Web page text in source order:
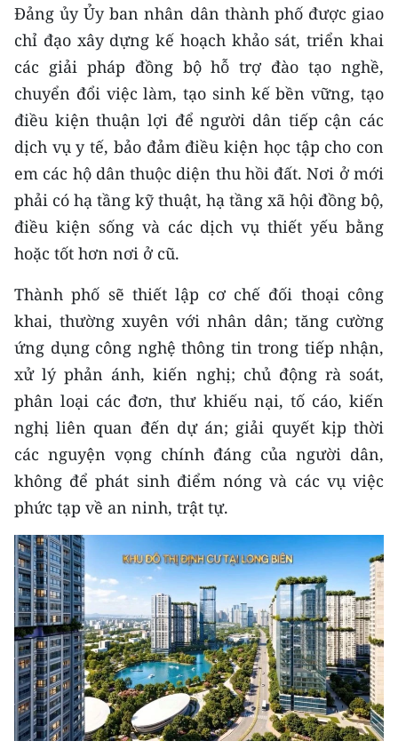
Đảng ủy Ủy ban nhân dân thành phố được giao
chỉ đạo xây dựng kế hoạch khảo sát, triển khai
các giải pháp đồng bộ hỗ trợ đào tạo nghề,
chuyển đổi việc làm, tạo sinh kế bền vững, tạo
điều kiện thuận lợi để người dân tiếp cận các
dịch vụ y tế, bảo đảm điều kiện học tập cho con
em các hộ dân thuộc diện thu hồi đất. Nơi ở mới
phải có hạ tầng kỹ thuật, hạ tầng xã hội đồng bộ,
điều kiện sống và các dịch vụ thiết yếu bằng
hoặc tốt hơn nơi ở cũ.
Thành phố sẽ thiết lập cơ chế đối thoại công
khai, thường xuyên với nhân dân; tăng cường
ứng dụng công nghệ thông tin trong tiếp nhận,
xử lý phản ánh, kiến nghị; chủ động rà soát,
phân loại các đơn, thư khiếu nại, tố cáo, kiến
nghị liên quan đến dự án; giải quyết kịp thời
các nguyện vọng chính đáng của người dân,
không để phát sinh điểm nóng và các vụ việc
phức tạp về an ninh, trật tự.